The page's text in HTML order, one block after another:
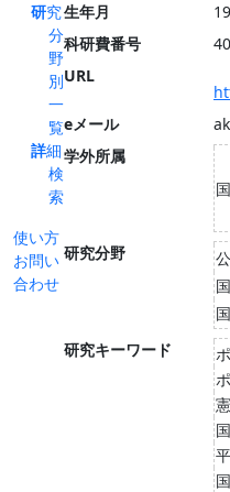
研究
分
野
別
一
覧
詳細
検
索
使い方
お問い
合わせ
生年月
科研費番号
URL
eメール
学外所属
研究分野
研究キーワード